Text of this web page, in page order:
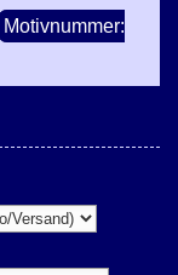
Motivnummer: